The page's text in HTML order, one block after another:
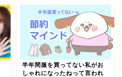
半年間服を買ってない私がお
しゃれになったねって言われ